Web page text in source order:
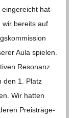
ein­ge­reicht hat­
wir bereits auf
Aula spie­len.
Reso­nanz
den 1. Platz
Wir hat­ten
Preis­trä­ge­